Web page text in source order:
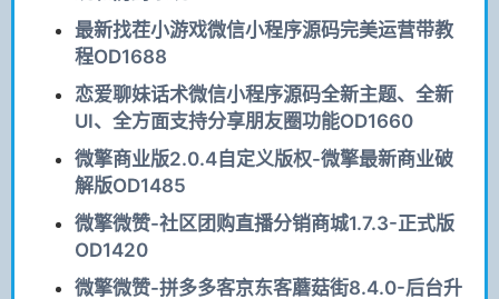
最新找茬小游戏微信小程序源码完美运营带教
程OD1688
恋爱聊妹话术微信小程序源码全新主题、全新
UI、全方面支持分享朋友圈功能OD1660
微擎商业版2.0.4自定义版权-微擎最新商业破
解版OD1485
微擎微赞-社区团购直播分销商城1.7.3-正式版
OD1420
微擎微赞-拼多多客京东客蘑菇街8.4.0-后台升